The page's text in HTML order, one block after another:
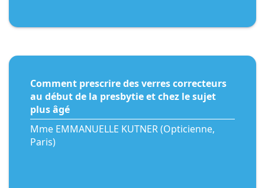
Comment prescrire des verres correcteurs
au début de la presbytie et chez le sujet
plus âgé
Mme EMMANUELLE KUTNER (Opticienne,
Paris)